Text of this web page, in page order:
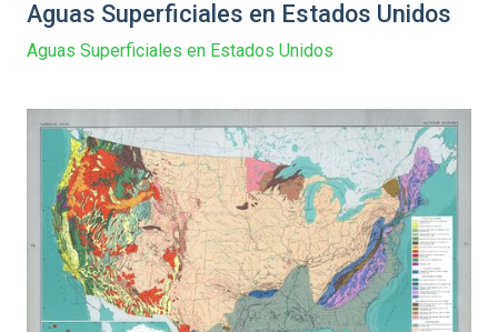
Aguas Superficiales en Estados Unidos
Aguas Superficiales en Estados Unidos